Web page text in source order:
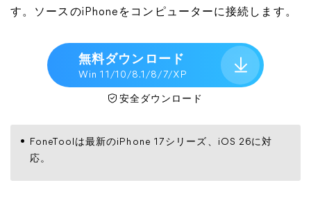
す。ソースのiPhoneをコンピューターに接続します。
無料ダウンロード
Win 11/10/8.1/8/7/XP
安全ダウンロード
FoneToolは最新のiPhone 17シリーズ、iOS 26に対
応。